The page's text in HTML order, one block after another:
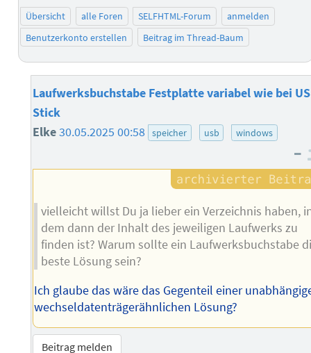
Übersicht alle Foren SELFHTML-Forum
anmelden
Benutzerkonto erstellen
Beitrag im Thread-Baum
Laufwerksbuchstabe Festplatte variabel wie bei
Stick
Elke30.05.2025 00:58 speicher usb windows
–
vielleicht willst Du ja lieber ein Verzeichnis haben,
dem dann der Inhalt des jeweiligen Laufwerks zu
finden ist? Warum sollte ein Laufwerksbuchstabe
beste Lösung sein?
Ich glaube das wäre das Gegenteil einer
wechseldatenträgerähnlichen Lösung?
Beitrag melden